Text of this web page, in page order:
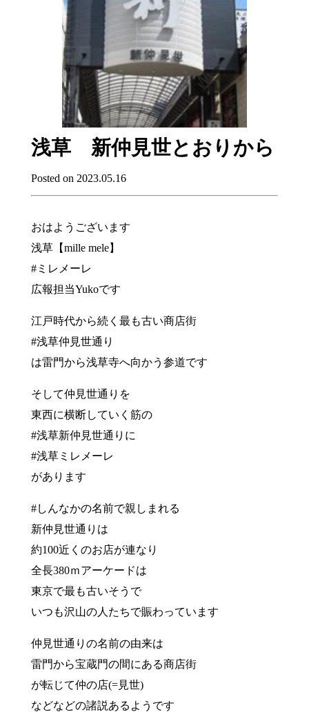
浅草 新仲見世とおりから
Posted on 2023.05.16
おはようございます
浅草【mille mele】
#ミレメーレ
広報担当Yukoです
江戸時代から続く最も古い商店街
#浅草仲見世通り
は雷門から浅草寺へ向かう参道です
そして仲見世通りを
東西に横断していく筋の
#浅草新仲見世通りに
#浅草ミレメーレ
があります
#しんなかの名前で親しまれる
新仲見世通りは
約100近くのお店が連なり
全長380ｍアーケードは
東京で最も古いそうで
いつも沢山の人たちで賑わっています
仲見世通りの名前の由来は
雷門から宝蔵門の間にある商店街
が転じて仲の店(=見世)
などなどの諸説あるようです